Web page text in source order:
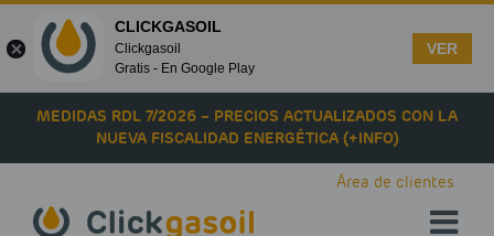
Skip to main content
MEDIDAS RDL 7/2026 – PRECIOS ACTUALIZADOS CON LA
NUEVA FISCALIDAD ENERGÉTICA (+INFO)
Área de clientes
CLICKGASOIL
Clickgasoil
Gratis - En Google Play
VER